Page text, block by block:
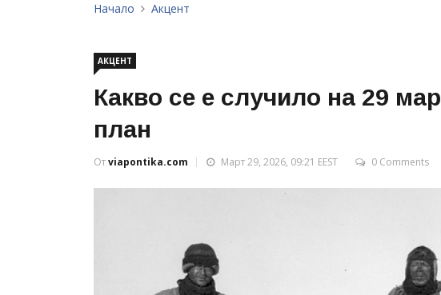
Начало Акцент
АКЦЕНТ
Какво се е случило на 29
план
Отviapontika.com Март 29, 2026, 09:21 EEST 0 Comments